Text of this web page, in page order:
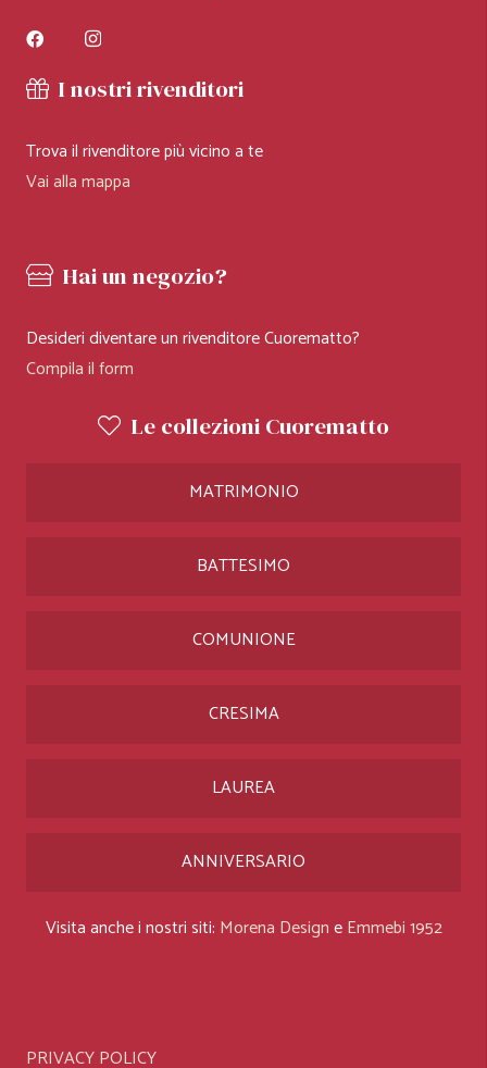
I nostri rivenditori
Trova il rivenditore più vicino a te
Vai alla mappa
Hai un negozio?
Desideri diventare un rivenditore Cuorematto?
Compila il form
Le collezioni Cuorematto
MATRIMONIO
BATTESIMO
COMUNIONE
CRESIMA
LAUREA
ANNIVERSARIO
Visita anche i nostri siti: Morena DesigneEmmebi 1952
PRIVACY POLICY